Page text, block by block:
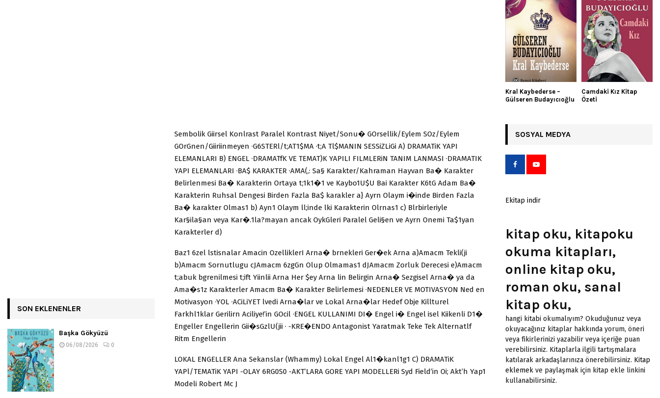
Sembolik Giirsel Konlrast Paralel Kontrast Niyet/Sonu� GOrsellik/Eylem SOz/Eylem
GOrGnen/Giiriinmeyen ·G6STERl/t;AT1$MA ·t;A Tl$MANIN SESSiZLiGi A) DRAMATiK YAPI
ELEMANLARI B) ENGEL ·DRAMATfK VE TEMAT)K YAPILI FILMLERiN TANIM LANMASI ·DRAMATIK
YAPI ELEMANLARI ·BA$ KARAKTER ·AMA(,: Sa§ Karakter/Kahraman Hayvan Ba� Karakter
Belirlenmesi Ba� Karakterin Ortaya t;1k1�1 ve Kaybo1U$U Bai Karakter K6tG Adam Ba�
Karakterin Ruhsal Dengesi Birden Fazla Ba$ karakler a} Ayrn Olaym i�inde Birden Fazla
Ba� karakter Olmas1 b) Ayn1 Olaym ll;inde lki Karakterin Olrnas1 c) Blrbirleriyle
Kar§ila§an veya Kar�.1la?mayan ancak OykGleri Paralel Geli§en ve Ayrn Onemi Ta$1yan
Karakterler d)
Baz1 6zel lstisnalar Amacin OzelliklerI Arna� brnekleri Ger�ek Arna a)Amacm Tekli(ji
b)Amacm Sornutlugu cJAmacm 6zgGn Olup Olmamas1 dJAmacm Zorluk Derecesi e)Amacm
t;abuk bgrenilmesi t;ift Yiinlii Arna Her $ey Arna lin Belirgin Arna� Sezgisel Arna� ya da
Ama�s1z Karakterler Amacm Ba� Karakter Belirlemesi ·NEDENLER VE MOTIVASYON Ned en
Motivasyon ·YOL ·ACiLiYET lvedi Arna�lar ve Lokal Arna�lar Hedef Obje Killturel
Farkhl1klar Gerilirn Aciliye!’in GOcil ·ENGEL KULLANIMI DI� Engel i� Engel isel Kiikenli D1�
Engeller Engellerin Gii�sGzlU(jii · -KRE�ENDO Antagonist Yaratmak Teke Tek Alternatlf
Ritm Engellerin
LOKAL ENGELLER Ana Sekanslar (Whammy) Lokal Engel Al1�kanl1g1 C) DRAMATiK
YAPl/TEMATiK YAPI -OLAY 6RG0S0 -AKT’LARA GORE YAPI MODELLERi Syd Field’in Oi; Akt’h Yap1
Modeli Robert Mc J
SON EKLENENLER
Başka Gökyüzü
06/08/2026 0
Kral Kaybederse –
Gülseren Budayıcıoğlu
Camdaki Kız Kitap
Özeti
SOSYAL MEDYA
Ekitap indir
kitap oku, kitapoku
okuma kitapları,
online kitap oku,
roman oku, sanal
kitap oku,
hangi kitabi okumalıyım? Okuduğunuz veya
okuyacağınız kitaplar hakkında yorum, öneri
veya fikirlerinizi yazabilir veya içeriğe puan
verebilirsiniz. Kitaplarla ilgili tartışmalara
katılarak arkadaşlarınıza önerebilirsiniz. Kitap
eklemek ve paylaşmak için kitap ekle linkini
kullanabilirsiniz.